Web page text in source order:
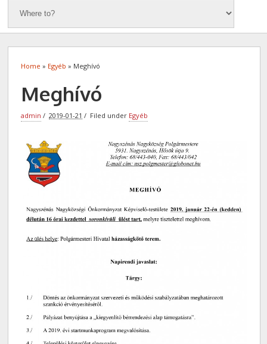
Home » Egyéb » Meghívó
Meghívó
admin 2019-01-21 Filed under Egyéb